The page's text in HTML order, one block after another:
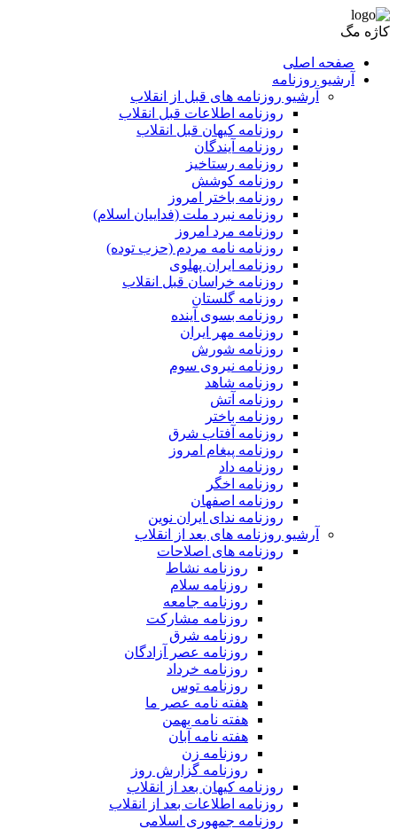
کاژه مگ
صفحه اصلی
آرشیو روزنامه
آرشیو روزنامه های قبل از انقلاب
روزنامه اطلاعات قبل انقلاب
روزنامه کیهان قبل انقلاب
روزنامه آیندگان
روزنامه رستاخیز
روزنامه کوشش
روزنامه باختر امروز
روزنامه نبرد ملت (فداییان اسلام)
روزنامه مرد امروز
روزنامه نامه مردم (حزب توده)
روزنامه ایران پهلوی
روزنامه خراسان قبل انقلاب
روزنامه گلستان
روزنامه بسوی آینده
روزنامه مهر ایران
روزنامه شورش
روزنامه نیروی سوم
روزنامه شاهد
روزنامه آتش
روزنامه باختر
روزنامه آفتاب شرق
روزنامه پیغام امروز
روزنامه داد
روزنامه اخگر
روزنامه اصفهان
روزنامه ندای ایران نوین
آرشیو روزنامه های بعد از انقلاب
روزنامه های اصلاحات
روزنامه نشاط
روزنامه سلام
روزنامه جامعه
روزنامه مشارکت
روزنامه شرق
روزنامه عصر آزادگان
روزنامه خرداد
روزنامه توس
هفته نامه عصر ما
هفته نامه بهمن
هفته نامه آبان
روزنامه زن
روزنامه گزارش روز
روزنامه کیهان بعد از انقلاب
روزنامه اطلاعات بعد از انقلاب
روزنامه جمهوری اسلامی